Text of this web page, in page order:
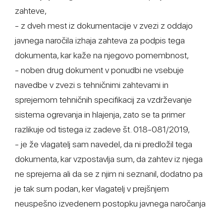
zahteve,
- z dveh mest iz dokumentacije v zvezi z oddajo
javnega naročila izhaja zahteva za podpis tega
dokumenta, kar kaže na njegovo pomembnost,
- noben drug dokument v ponudbi ne vsebuje
navedbe v zvezi s tehničnimi zahtevami in
sprejemom tehničnih specifikacij za vzdrževanje
sistema ogrevanja in hlajenja, zato se ta primer
razlikuje od tistega iz zadeve št. 018-081/2019,
- je že vlagatelj sam navedel, da ni predložil tega
dokumenta, kar vzpostavlja sum, da zahtev iz njega
ne sprejema ali da se z njim ni seznanil, dodatno pa
je tak sum podan, ker vlagatelj v prejšnjem
neuspešno izvedenem postopku javnega naročanja